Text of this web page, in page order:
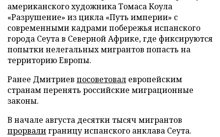
американского художника Томаса Коула
«Разрушение» из цикла «Путь империи» с
современными кадрами побережья испанского
города Сеута в Северной Африке, где фиксируются
попытки нелегальных мигрантов попасть на
территорию Европы.
Ранее Дмитриев посоветовал европейским
странам перенять российские миграционные
законы.
В начале августа десятки тысяч мигрантов
прорвалиграницу испанского анклава Сеута.